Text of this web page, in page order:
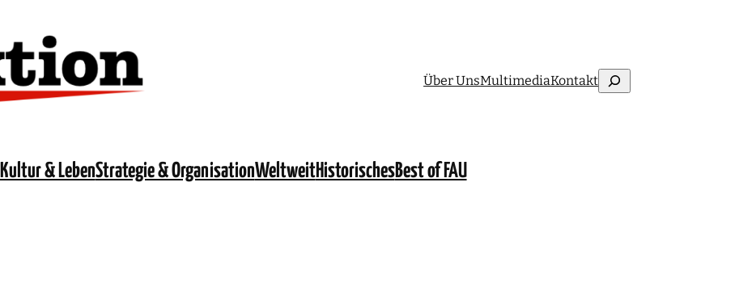
Über UnsMultimediaKontaktSuchen
Kultur & LebenStrategie & OrganisationWeltweitHistorischesBest of FAU